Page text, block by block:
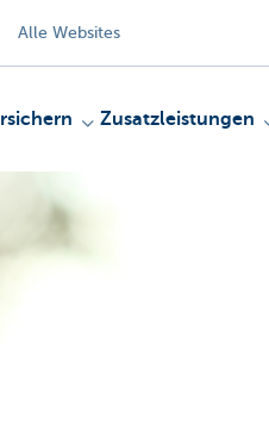
Alle Websites
Zusatzleistungen